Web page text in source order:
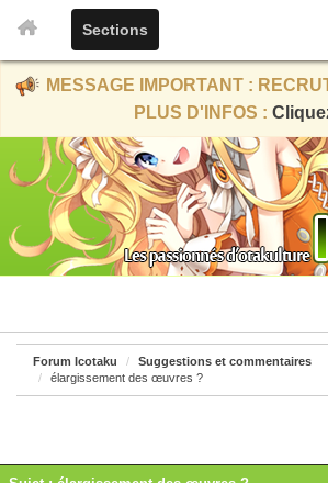
Sections
MESSAGE IMPORTANT :
PLUS D'INFOS :
Forum Icotaku
Suggestions et commentaires
élargissement des œuvres ?